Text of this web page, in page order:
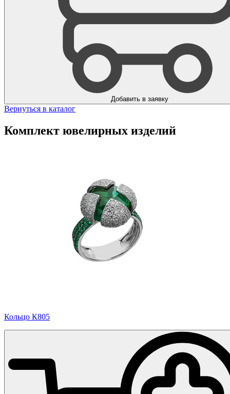
Добавить в заявку
Вернуться в каталог
Комплект ювелирных изделий
Кольцо К805